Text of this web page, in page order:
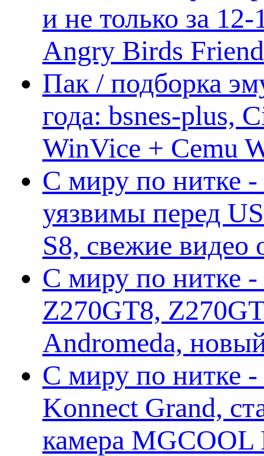
и не только за
Angry Birds
Пак / подборка
года: bsnes-plus,
WinVice + Cemu
С миру по нитке
уязвимы перед
S8, свежие
С миру по нитке -
Z270GT8,
Andromeda,
С миру по нитке -
Konnect Grand,
камера MGCOOL